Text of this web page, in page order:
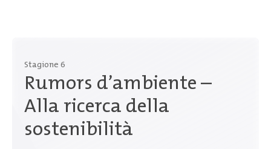
Stagione 6
Rumors d’ambiente –
Alla ricerca della
sostenibilità